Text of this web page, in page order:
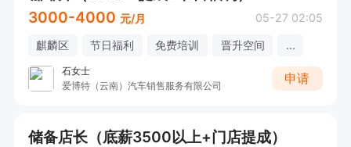
3000-4000 元/月 05-27 02:05
麒麟区 节日福利 免费培训 晋升空间 ...
石女士
爱博特（云南）汽车销售服务有限公司
申请
储备店长（底薪3500以上+门店提成）